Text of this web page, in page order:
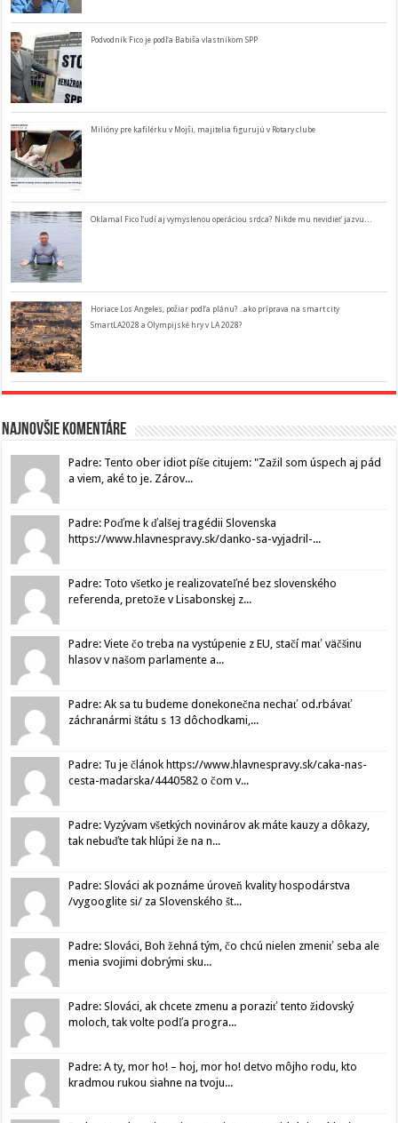
Podvodník Fico je podľa Babiša vlastníkom SPP
Milióny pre kafilérku v Mojši, majitelia figurujú v Rotary clube
Oklamal Fico ľudí aj vymyslenou operáciou srdca? Nikde mu nevidieť jazvu…
Horiace Los Angeles, požiar podľa plánu? ..ako príprava na smart city
SmartLA2028 a Olympijské hry v LA 2028?
Najnovšie komentáre
Padre: Tento ober idiot píše citujem: "Zažil som úspech aj pád
a viem, aké to je. Zárov...
Padre: Poďme k ďalšej tragédii Slovenska
https://www.hlavnespravy.sk/danko-sa-vyjadril-...
Padre: Toto všetko je realizovateľné bez slovenského
referenda, pretože v Lisabonskej z...
Padre: Viete čo treba na vystúpenie z EU, stačí mať väčšinu
hlasov v našom parlamente a...
Padre: Ak sa tu budeme donekonečna nechať od.rbávať
záchranármi štátu s 13 dôchodkami,...
Padre: Tu je článok https://www.hlavnespravy.sk/caka-nas-
cesta-madarska/4440582 o čom v...
Padre: Vyzývam všetkých novinárov ak máte kauzy a dôkazy,
tak nebuďte tak hlúpi že na n...
Padre: Slováci ak poznáme úroveň kvality hospodárstva
/vygooglite si/ za Slovenského št...
Padre: Slováci, Boh žehná tým, čo chcú nielen zmeniť seba ale
menia svojimi dobrými sku...
Padre: Slováci, ak chcete zmenu a poraziť tento židovský
moloch, tak volte podľa progra...
Padre: A ty, mor ho! – hoj, mor ho! detvo môjho rodu, kto
kradmou rukou siahne na tvoju...